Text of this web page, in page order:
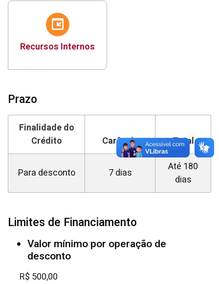
Recursos Internos
Prazo
Finalidade do
Crédito
Carência Total
Para desconto 7 dias
Até 180
dias
Limites de Financiamento
Valor mínimo por operação de
desconto
R$ 500,00